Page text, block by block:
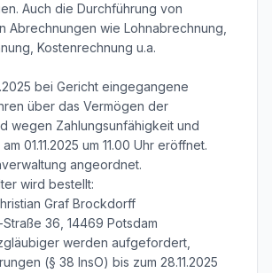
Auch die Durchführung von
Abrechnungen wie Lohnabrechnung,
Kostenrechnung u.a.
bei Gericht eingegangene
über das Vermögen der
wegen Zahlungsunfähigkeit und
01.11.2025 um 11.00 Uhr eröffnet.
angeordnet.
wird bestellt:
Graf Brockdorff
36, 14469 Potsdam
werden aufgefordert,
(§ 38 InsO) bis zum 28.11.2025